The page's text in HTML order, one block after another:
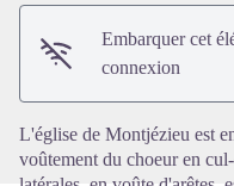
Embarquer cet
connexion
L'église de Montjézieu est
voûtement du choeur en